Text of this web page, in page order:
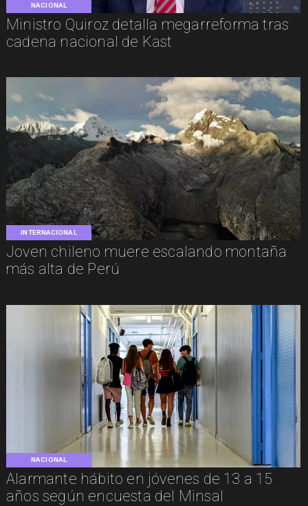
NACIONAL
Ministro Quiroz detalla megarreforma tras
cadena nacional de Kast
INTERNACIONAL
Joven chileno muere escalando montaña
más alta de Perú
NACIONAL
Alarmante hábito en jóvenes de 13 a 15
años según encuesta del Minsal